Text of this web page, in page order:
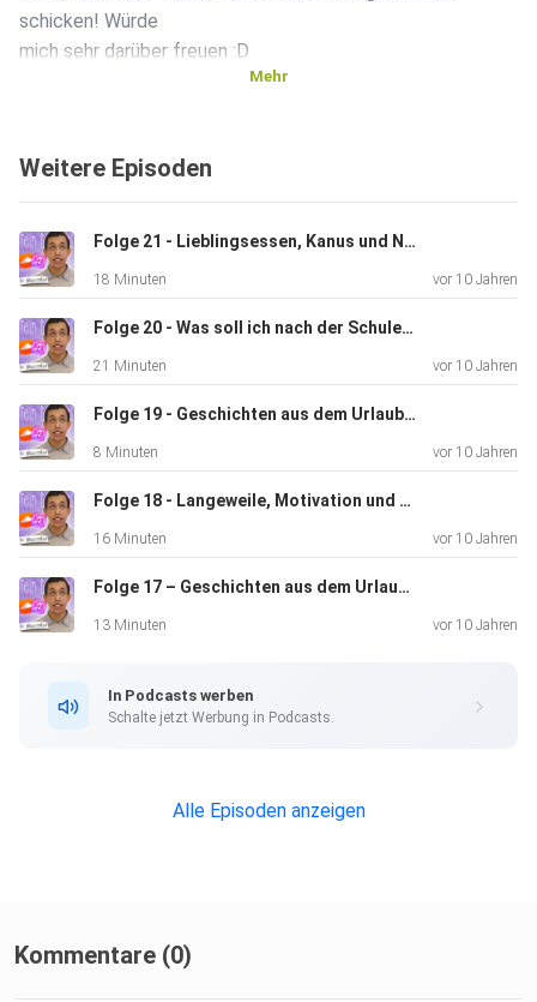
schicken! Würde
mich sehr darüber freuen :D
Mehr
Weitere Episoden
Folge 21 - Lieblingsessen, Kanus und Nonsens - Mit Deniz und Chris vom Mingle-Mangle Cast
18 Minuten vor 10 Jahren
Folge 20 - Was soll ich nach der Schule machen?
21 Minuten vor 10 Jahren
Folge 19 - Geschichten aus dem Urlaub #2 (Fußball, Cafés und LKW-Reifen)
8 Minuten vor 10 Jahren
Folge 18 - Langeweile, Motivation und Produktivität
16 Minuten vor 10 Jahren
Folge 17 – Geschichten aus dem Urlaub (Pyramiden, Kamele und Taxis)
13 Minuten vor 10 Jahren
In Podcasts werben
Schalte jetzt Werbung in Podcasts.
Alle Episoden anzeigen
Kommentare (0)